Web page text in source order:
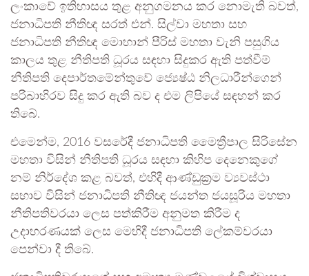
ලංකාවේ ඉතිහාසය තුළ අනුගමනය කර නොමැති බවත්,
ජනාධිපති නීතිඥ සරත් එන්. සිල්වා මහතා සහ
ජනාධිපති නීතිඥ මොහාන් පීරිස් මහතා වැනි පසුගිය
කාලය තුළ නීතිපති ධූරය සඳහා සිදුකර ඇති පත්වීම්
නීතිපති දෙපාර්තමේන්තුවේ ජ්‍යෙෂ්ඨ නිලධාරීන්ගෙන්
පරිබාහිරව සිදු කර ඇති බව ද එම ලිපියේ සඳහන් කර
තිබේ.
එමෙන්ම, 2016 වසරේදී ජනාධිපති මෛත්‍රීපාල සිරිසේන
මහතා විසින් නීතිපති ධූරය සඳහා කිහිප දෙනෙකුගේ
නම් නිර්දේශ කළ බවත්, එහිදී ආණ්ඩුක්‍රම ව්‍යවස්ථා
සභාව විසින් ජනාධිපති නීතිඥ ජයන්ත ජයසූරිය මහතා
නීතිපතිවරයා ලෙස පත්කිරීම අනුමත කිරීම ද
උදාහරණයක් ලෙස මෙහිදී ජනාධිපති ලේකම්වරයා
පෙන්වා දී තිබේ.